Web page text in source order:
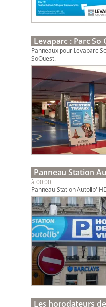
Levaparc : Parc So
Panneaux pour Levaparc
SoOuest.
Panneau Station
à 00:00
Panneau Station Autolib'
Les horodateurs